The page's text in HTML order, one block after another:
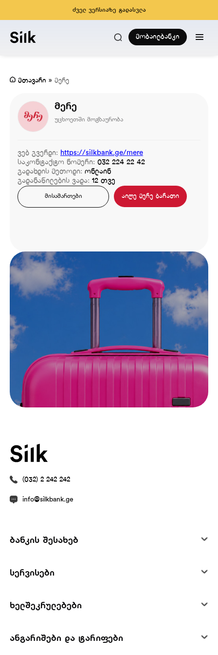
ძველ ვერსიაზე გადასვლა
მობაილბანკი
მთავარი » მერე
მერე
უცხოეთში მოგზაურობა
ვებ გვერდი: https://silkbank.ge/mere
საკონტაქტო ნომერი: 032 224 22 42
გადახდის მეთოდი: ონლაინ
გადანაწილების ვადა: 12 თვე
მისამართები აიღე მერე ბარათი
(032) 2 242 242
info@silkbank.ge
ბანკის შესახებ
სერვისები
ხელშეკრულებები
ანგარიშები და ტარიფები